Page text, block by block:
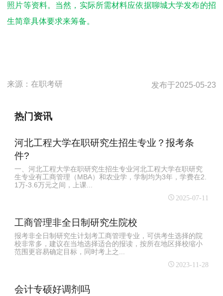
照片等资料。当然，实际所需材料应依据聊城大学发布的招
生简章具体要求来筹备。
来源：在职考研 发布于2025-05-23
热门资讯
河北工程大学在职研究生招生专业？报考条
件?
一、河北工程大学在职研究生招生专业河北工程大学在职研究
生专业有工商管理（MBA）和农业学，学制均为3年，学费在2.
1万-3.6万元之间，上课...
2025-07-11
工商管理非全日制研究生院校
报考非全日制研究生计划考工商管理专业，可供考生选择的院
校非常多，建议在当地选择适合的报读，按所在地区择校缩小
范围更容易确定目标，同时考上之...
2023-11-28
会计专硕好调剂吗